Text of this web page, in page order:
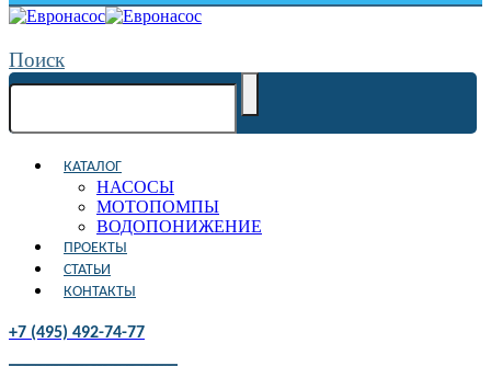
Поиск
КАТАЛОГ
НАСОСЫ
МОТОПОМПЫ
ВОДОПОНИЖЕНИЕ
ПРОЕКТЫ
СТАТЬИ
КОНТАКТЫ
+7 (495) 492-74-77